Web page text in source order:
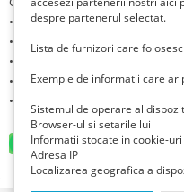
• material carcasa: ABS
• destinatie: alpinism utilitar si
• norme/certificari: CE EN 397
• greutate: 460 grame
• circumferinta reglabila: 52-60 cm
despre partenerul selectat.
Lista de furnizori care
Exemple de informatii care ar
Sistemul de operare al
Browser-ul si setarile lui
Informatii stocate in cookie-uri
Adresa IP
Localizarea geografica a